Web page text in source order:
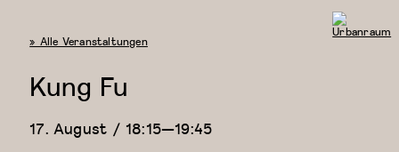
« Alle Veranstaltungen
Kung Fu
17. August / 18:15—19:45